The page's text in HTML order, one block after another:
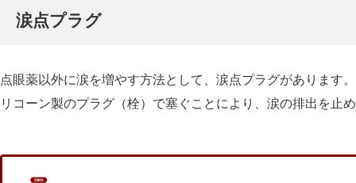
涙点プラグ
点眼薬以外に涙を増やす方法として、涙点プラグがあります
リコーン製のプラグ（栓）で塞ぐことにより、涙の排出を止